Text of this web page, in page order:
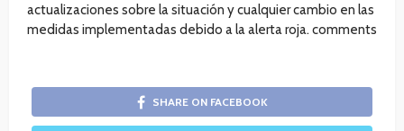
actualizaciones sobre la situación y cualquier cambio en las
medidas implementadas debido a la alerta roja. comments
SHARE ON FACEBOOK